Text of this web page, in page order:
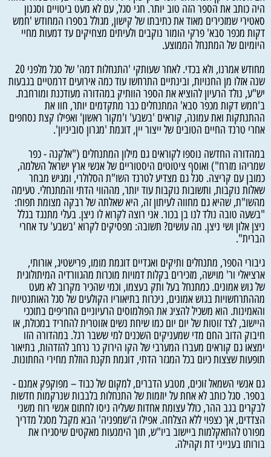
היה כותב את הספר הזה טוב יותר. חגי סגל, עם לא מעט ביטויים וסגנון
סאטירי שמזכירים מאוד את כתיבתו של קישון, מגולל בספרו המחודש 'חמש
דקות מכפר סבא' פרקי הומור נוקבים ולעיתים מצחיקים עד דמעות מחיי
היומיום של המתנחל הממוצע.
מחודש אמרנו, ולא בכדי. לאחר שעותקי 'התנחלות דמה' של סגל מלפני 20
שנה אזלו מן החנויות, ובינתיים התרחשו עוד כמה אירועים דרמטיים בגבעות
יש"ע, נולד הרעיון להוציא את הספר הוותיק במהדורה מעודכנת ומורחבת.
ב'חמש דקות מכפר סבא' המתנחלים כבר מתקדמים יותר, חוו את
ההתנתקות ואת עמונה, קוראים 'בשבע' ו'מקור ראשון' ואפילו קצת נסחפים
אחרי טרנד החיים הטובים של ייצור יין, דוגמת 'מגרון סוביניון'.
במהדורה החדשה נוספו לקוראים גם מילון המתנחלים ("אלקנה - כפר
שמריהו מזרח") ואוסף ציטוטים היסטוריים של אנשי ארץ ישראל השלמה,
כמובן עם קריצה. סגל גם מצדיע לטרנד השו"ת הסלולרי, ומגיש מבחר
שאלות נוקבות, ותשובות נוקבות עוד יותר, מההווי הדתי והמתנחלי. טעימה
מהשו"ת, שהיא גם מחווה לעיתון זה, היא שאלתה של רבקה מצומת תפוח:
"בשעה טובה נולד לנו בן בכור. אני רוצה לקרוא לו ניצן. בעלי מתנגד בגלל
ניצן אלון ושי ניצן. מה עושים? תשובה: מפסיקים לקרוא 'בשבע' עד אחרי
הברית".
גיבורי הספר, מתנחלים ותיקים ואגדיים דוגמת מומו, פרישטיג, אורותי,
ארציאלי ור' מוישה, מזכירים בקלות דמויות מוכרות מהגוורדיה המיתולוגית
של גוש אמונים. כמתנחל בעל ותק בעצמו, וכמי שהכיר מקרוב לא מעט
מההתרחשויות בגוש אמונים, ניכרות בתיאוריו הקולעים של סגל האותנטיות
והאמינות. הוא משכיל להציג את הפולמוסים הרעיוניים החריפים בתוככי
היישוב, לצד זוטות של יום יום כמו שיחת נשים אזוטרית להחריד במכולת, או
חיבוק הדוב החם מדי שמעניקים השכנים למי ששבר רגל. במהדורה הזו
ימצאו גם קוראים מעברו המערבי של הקו הירוק כר נרחב להזדהות, בתיאור
תופעות שצצות כיום בכל המגזר הדתי, דוגמת תקנת הוזלת מחירי החתונות.
גם אנשי השמאל זוכים, מטבע הדברים, למקום של כבוד – מפוקפק אמנם -
בספר. סגל כותב לא אחת על יוזמות של התנחלות בלבבות שנרקמות חדשות
לבקרים בגב ההר, כולל עצומת אחדות שעליה ניסו לחתום אנשי רוח משני
הצדדים, אך כצפוי ללא הצלחה. אפילו ה'שמפניה' הבא מקבל מסגל מדריך
מפורט להתאקלמות ביישוב ביו"ש, תוך הימנעות מאקטים שיסגירו את
בורותו בענייני דת וקהילה.